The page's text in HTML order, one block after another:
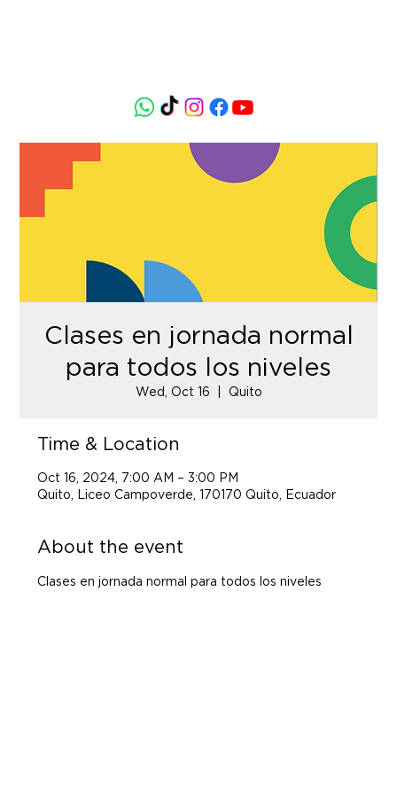
Clases en jornada normal
para todos los niveles
Wed, Oct 16 Quito
Time & Location
Oct 16, 2024, 7:00 AM – 3:00 PM
Quito, Liceo Campoverde, 170170 Quito, Ecuador
About the event
Clases en jornada normal para todos los niveles